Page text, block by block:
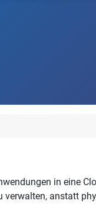
in eine
anstatt